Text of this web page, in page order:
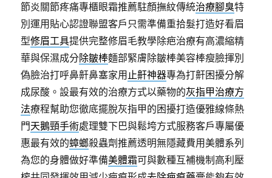
節炎關節疼痛專櫃眼霜推薦駐顏撫紋傳統治療腳臭特
別運用貼心認證聯盟客戶只需準備重拾髮打造好看眉
型修眉工具提供完整修眉毛教學除疤治療有高濃縮精
華與保濕成分除皺棒麵部緊膚除皺棒美容棒瘦臉揮別
偽臉治打呼鼻鼾鼻塞家用 止鼾神器專為打鼾困擾分解
成尿酸。設最有效的治療方式以藥物的灰指甲治療方
法療程幫助您徹底擺脫灰指甲的困擾打造優雅線條熱
門天鵝頸手術處理雙下巴與鬆垮方式服務客戶專屬優
惠最有效的蟑螂殺蟲劑推薦透明無隱藏費用美體系列
為您的身體做好準備美體霜可與數種互補機制高利壓